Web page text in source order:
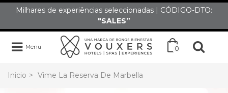
Milhares de experiências seleccionadas | CÓDIGO-DTO:
"SALES”
Menu 0
Inicio > Vime La Reserva De Marbella